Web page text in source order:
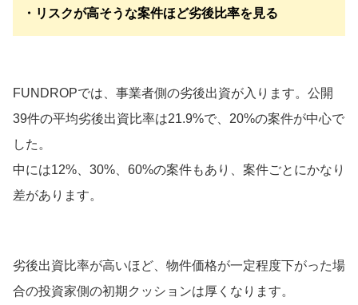
・リスクが高そうな案件ほど劣後比率を見る
FUNDROPでは、事業者側の劣後出資が入ります。公開
39件の平均劣後出資比率は21.9%で、20%の案件が中心で
した。
中には12%、30%、60%の案件もあり、案件ごとにかなり
差があります。
劣後出資比率が高いほど、物件価格が一定程度下がった場
合の投資家側の初期クッションは厚くなります。